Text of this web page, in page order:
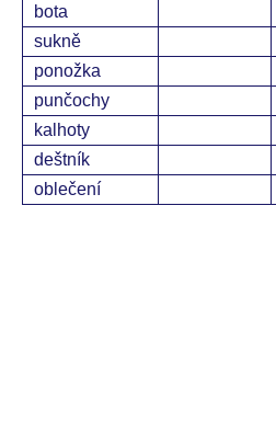
bota
sukně
ponožka
punčochy
kalhoty
deštník
oblečení